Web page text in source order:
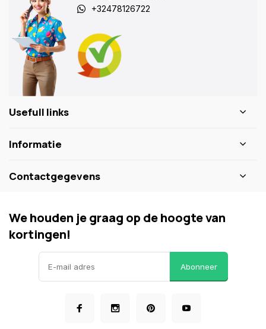
+32478126722
Usefull links
Informatie
Contactgegevens
We houden je graag op de hoogte van
kortingen!
Abonneer